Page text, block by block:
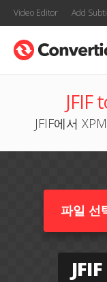
Video Editor Add
JFIF
JFIF에서
파일 선
JFIF